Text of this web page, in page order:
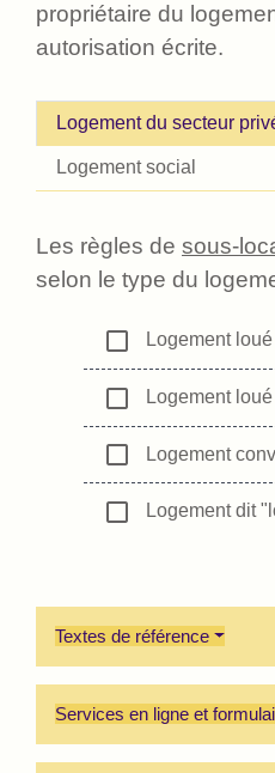
propriétaire du
autorisation écrite.
Logement du secteur
Logement social
Les règles de sous-
selon le type du
check_box_outline_blank Logement
check_box_outline_blank Logement
check_box_outline_blank Logement
check_box_outline_blank Logement dit
Textes de référence
Services en ligne et